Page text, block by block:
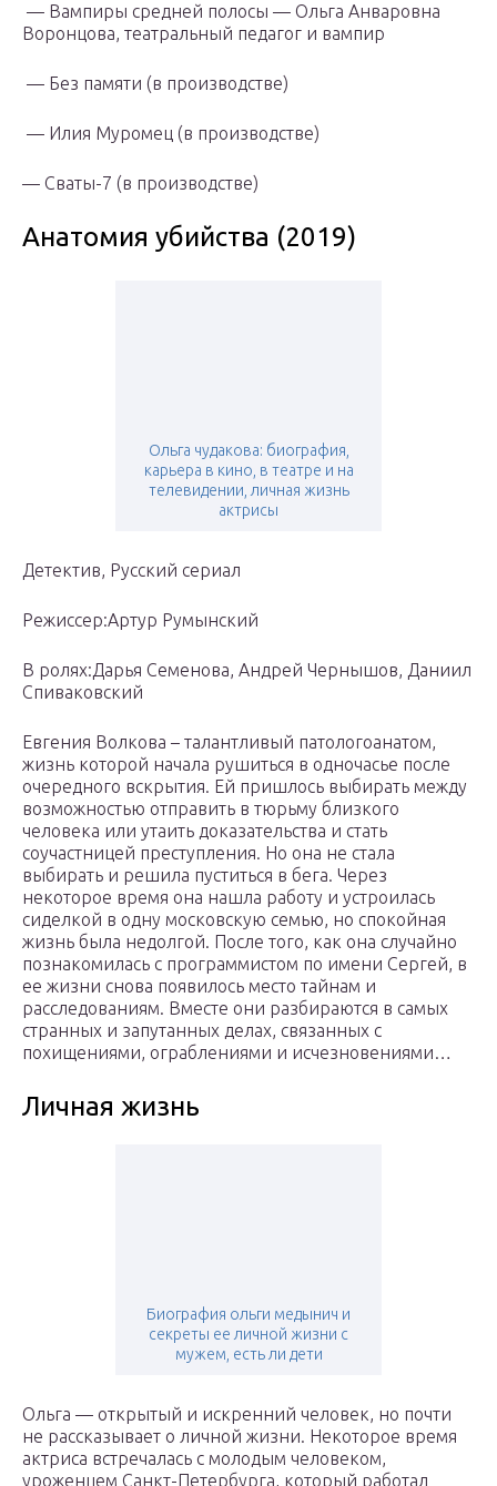
— Вампиры средней полосы — Ольга Анваровна
Воронцова, театральный педагог и вампир
— Без памяти (в производстве)
— Илия Муромец (в производстве)
— Сваты-7 (в производстве)
Анатомия убийства (2019)
Ольга чудакова: биография,
карьера в кино, в театре и на
телевидении, личная жизнь
актрисы
Детектив, Русский сериал
Режиссер:Артур Румынский
В ролях:Дарья Семенова, Андрей Чернышов, Даниил
Спиваковский
Евгения Волкова – талантливый патологоанатом,
жизнь которой начала рушиться в одночасье после
очередного вскрытия. Ей пришлось выбирать между
возможностью отправить в тюрьму близкого
человека или утаить доказательства и стать
соучастницей преступления. Но она не стала
выбирать и решила пуститься в бега. Через
некоторое время она нашла работу и устроилась
сиделкой в одну московскую семью, но спокойная
жизнь была недолгой. После того, как она случайно
познакомилась с программистом по имени Сергей, в
ее жизни снова появилось место тайнам и
расследованиям. Вместе они разбираются в самых
странных и запутанных делах, связанных с
похищениями, ограблениями и исчезновениями…
Личная жизнь
Биография ольги медынич и
секреты ее личной жизни с
мужем, есть ли дети
Ольга — открытый и искренний человек, но почти
не рассказывает о личной жизни. Некоторое время
актриса встречалась с молодым человеком,
уроженцем Санкт-Петербурга, который работал